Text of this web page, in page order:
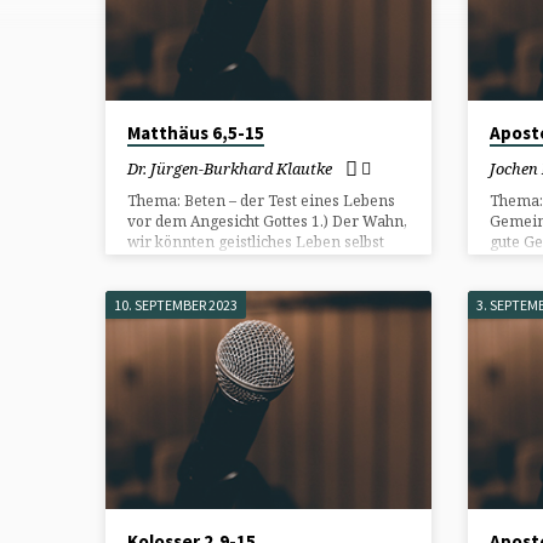
2023
(SEITE
2)
Matthäus 6,5-15
Dr. Jürgen-Burkhard Klautke
Thema: Beten – der Test eines Lebens
vor dem Angesicht Gottes 1.) Der Wahn,
wir könnten geistliches Leben selbst
gute
und
10. SEPTEMBER 2023 3.